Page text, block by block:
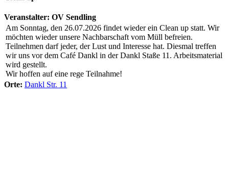
Veranstalter: OV Sendling
Am Sonntag, den 26.07.2026 findet wieder ein Clean up statt. Wir
möchten wieder unsere Nachbarschaft vom Müll befreien.
Teilnehmen darf jeder, der Lust und Interesse hat. Diesmal treffen
wir uns vor dem Café Dankl in der Dankl Staße 11. Arbeitsmaterial
wird gestellt.
Wir hoffen auf eine rege Teilnahme!
Orte: Dankl Str. 11